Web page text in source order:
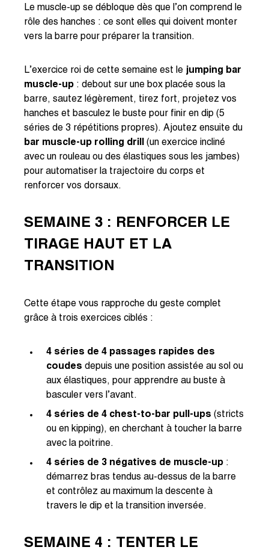
Le muscle-up se débloque dès que l’on comprend le
rôle des hanches : ce sont elles qui doivent monter
vers la barre pour préparer la transition.
L’exercice roi de cette semaine est le
jumping bar
muscle-up : debout sur une box placée sous la
barre, sautez légèrement, tirez fort, projetez vos
hanches et basculez le buste pour finir en dip (5
séries de 3 répétitions propres). Ajoutez ensuite du
bar muscle-up rolling drill
(un exercice incliné
avec un rouleau ou des élastiques sous les jambes)
pour automatiser la trajectoire du corps et
renforcer vos dorsaux.
SEMAINE 3 : RENFORCER LE
TIRAGE HAUT ET LA
TRANSITION
Cette étape vous rapproche du geste complet
grâce à trois exercices ciblés :
4 séries de 4 passages rapides des
coudes depuis une position assistée au sol ou
aux élastiques, pour apprendre au buste à
basculer vers l’avant.
4 séries de 4 chest-to-bar pull-ups (stricts
ou en kipping), en cherchant à toucher la barre
avec la poitrine.
4 séries de 3 négatives de muscle-up :
démarrez bras tendus au-dessus de la barre
et contrôlez au maximum la descente à
travers le dip et la transition inversée.
SEMAINE 4 : TENTER LE